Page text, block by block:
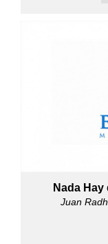
Nada
Juan